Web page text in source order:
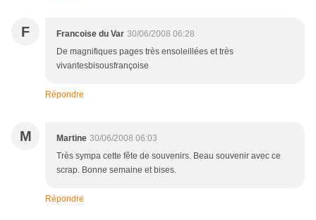
F Francoise du Var 30/06/2008 06:28
De magnifiques pages très ensoleillées et très
vivantesbisousfrançoise
Répondre
M Martine 30/06/2008 06:03
Très sympa cette fête de souvenirs. Beau souvenir avec ce
scrap. Bonne semaine et bises.
Répondre